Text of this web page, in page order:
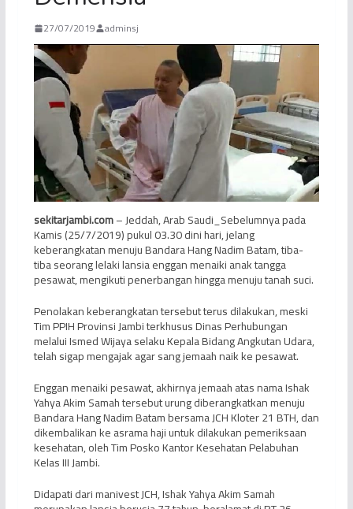
27/07/2019 adminsj
sekitarjambi.com– Jeddah, Arab Saudi_Sebelumnya pada
Kamis (25/7/2019) pukul 03.30 dini hari, jelang
keberangkatan menuju Bandara Hang Nadim Batam, tiba-
tiba seorang lelaki lansia enggan menaiki anak tangga
pesawat, mengikuti penerbangan hingga menuju tanah suci.
Penolakan keberangkatan tersebut terus dilakukan, meski
Tim PPIH Provinsi Jambi terkhusus Dinas Perhubungan
melalui Ismed Wijaya selaku Kepala Bidang Angkutan Udara,
telah sigap mengajak agar sang jemaah naik ke pesawat.
Enggan menaiki pesawat, akhirnya jemaah atas nama Ishak
Yahya Akim Samah tersebut urung diberangkatkan menuju
Bandara Hang Nadim Batam bersama JCH Kloter 21 BTH, dan
dikembalikan ke asrama haji untuk dilakukan pemeriksaan
kesehatan, oleh Tim Posko Kantor Kesehatan Pelabuhan
Kelas III Jambi.
Didapati dari manivest JCH, Ishak Yahya Akim Samah